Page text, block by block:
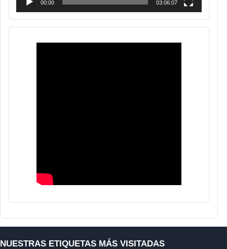
00:00 03:06:07
NUESTRAS ETIQUETAS MÁS VISITADAS